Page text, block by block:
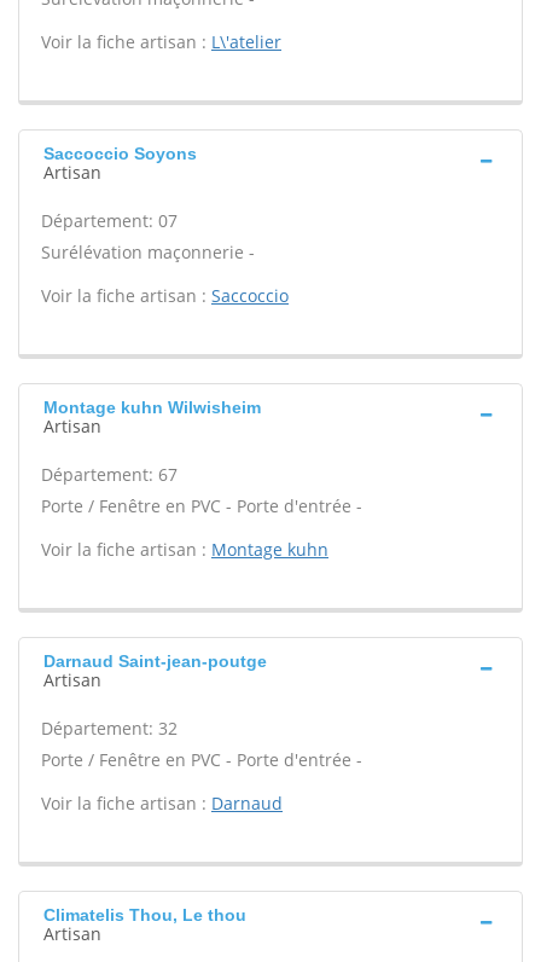
Voir la fiche artisan : L\'atelier
Saccoccio Soyons
Artisan
Département: 07
Surélévation maçonnerie -
Voir la fiche artisan : Saccoccio
Montage kuhn Wilwisheim
Artisan
Département: 67
Porte / Fenêtre en PVC - Porte d'entrée -
Voir la fiche artisan : Montage kuhn
Darnaud Saint-jean-poutge
Artisan
Département: 32
Porte / Fenêtre en PVC - Porte d'entrée -
Voir la fiche artisan : Darnaud
Climatelis Thou, Le thou
Artisan